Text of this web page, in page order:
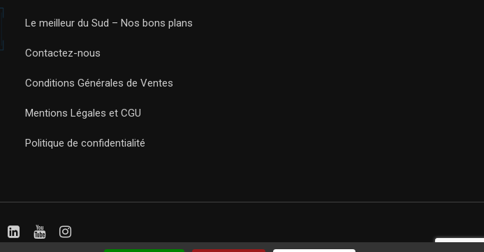
Le meilleur du Sud – Nos bons plans
Contactez-nous
Conditions Générales de Ventes
Mentions Légales et CGU
Politique de confidentialité